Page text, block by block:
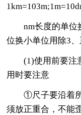
nm长度的单位
位换小单位用除3
(1)使用前要注
用时要注意
①尺子要沿着
须放正重合，不能